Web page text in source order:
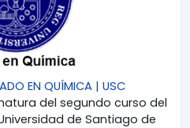
EN QUÍMICA | USC
del segundo curso del
de Santiago de